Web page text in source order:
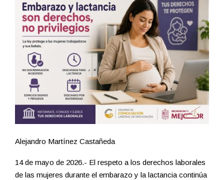
Alejandro Martínez Castañeda
14 de mayo de 2026.- El respeto a los derechos laborales
de las mujeres durante el embarazo y la lactancia continúa